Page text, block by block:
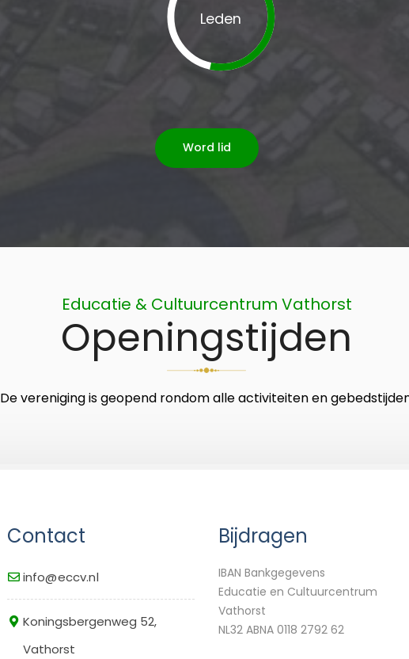
Leden
Word lid
Educatie & Cultuurcentrum Vathorst
Openingstijden
De vereniging is geopend rondom alle activiteiten en
Contact
info@eccv.nl
Koningsbergenweg 52,
Vathorst
Bijdragen
IBAN Bankgegevens
Educatie en Cultuurcentrum
Vathorst
NL32 ABNA 0118 2792 62